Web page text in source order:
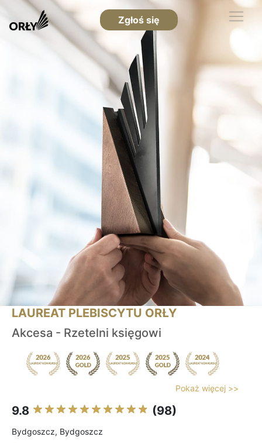
Zgłoś się
LAUREAT PLEBISCYTU ORŁY
Akcesa - Rzetelni księgowi
Pokaż więcej >>
9.8 (98)
Bydgoszcz, Bydgoszcz